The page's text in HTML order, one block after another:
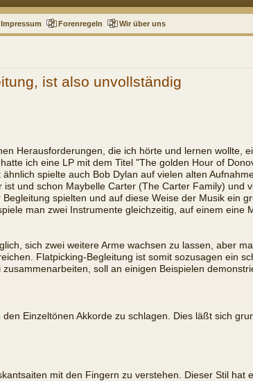
Impressum Forenregeln Wir über uns
ist also unvollständig
Herausforderungen, die ich hörte und lernen wollte,
ich eine LP mit dem Titel "The golden Hour of
spielte auch Bob Dylan auf vielen alten
und schon Maybelle Carter (The Carter Family) und
spielten und auf diese Weise der Musik ein
man zwei Instrumente gleichzeitig, auf einem eine
sich zwei weitere Arme wachsen zu lassen, aber
Flatpicking-Begleitung ist somit sozusagen ein
soll an einigen Beispielen
Einzeltönen Akkorde zu schlagen. Dies läßt sich
mit den Fingern zu verstehen. Dieser Stil hat